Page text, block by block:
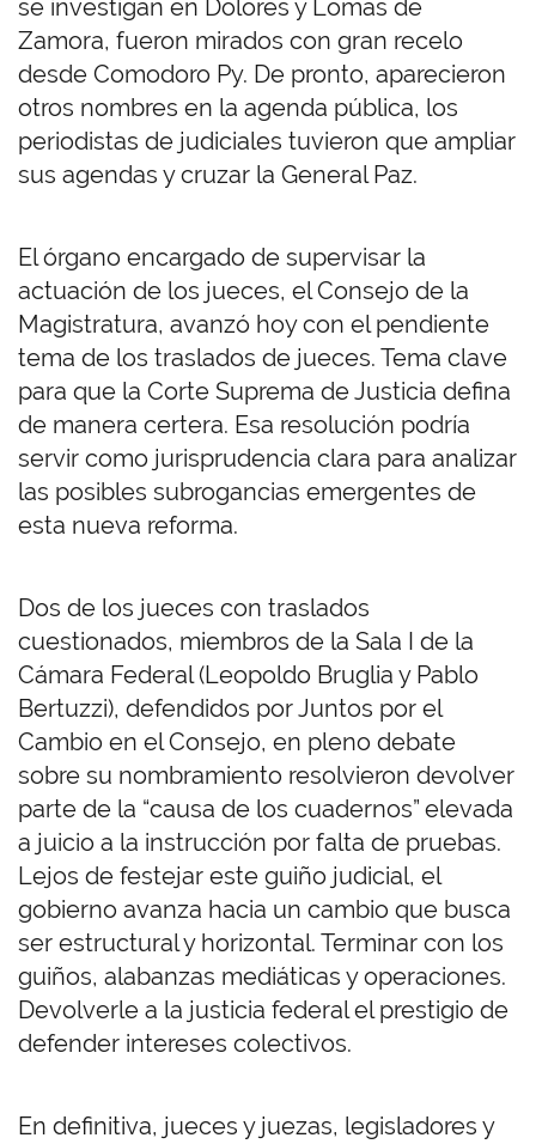
se investigan en Dolores y Lomas de
Zamora, fueron mirados con gran recelo
desde Comodoro Py. De pronto, aparecieron
otros nombres en la agenda pública, los
periodistas de judiciales tuvieron que ampliar
sus agendas y cruzar la General Paz.
El órgano encargado de supervisar la
actuación de los jueces, el Consejo de la
Magistratura, avanzó hoy con el pendiente
tema de los traslados de jueces. Tema clave
para que la Corte Suprema de Justicia defina
de manera certera. Esa resolución podría
servir como jurisprudencia clara para analizar
las posibles subrogancias emergentes de
esta nueva reforma.
Dos de los jueces con traslados
cuestionados, miembros de la Sala I de la
Cámara Federal (Leopoldo Bruglia y Pablo
Bertuzzi), defendidos por Juntos por el
Cambio en el Consejo, en pleno debate
sobre su nombramiento resolvieron devolver
parte de la “causa de los cuadernos” elevada
a juicio a la instrucción por falta de pruebas.
Lejos de festejar este guiño judicial, el
gobierno avanza hacia un cambio que busca
ser estructural y horizontal. Terminar con los
guiños, alabanzas mediáticas y operaciones.
Devolverle a la justicia federal el prestigio de
defender intereses colectivos.
En definitiva, jueces y juezas, legisladores y